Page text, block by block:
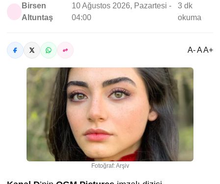
Birsen
Altuntaş
10 Ağustos 2026, Pazartesi -
04:00
3 dk
okuma
A- A A+
Fotoğraf: Arşiv